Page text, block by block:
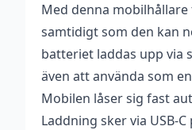
Med denna
samtidigt som den kan
batteriet laddas upp via
även att använda som
Mobilen låser sig fast
Laddning sker via USB-
Vikt
0,29
Varumärke
Färg
Svart
Batterikapacitet 150
Recensioner
Det finns inga